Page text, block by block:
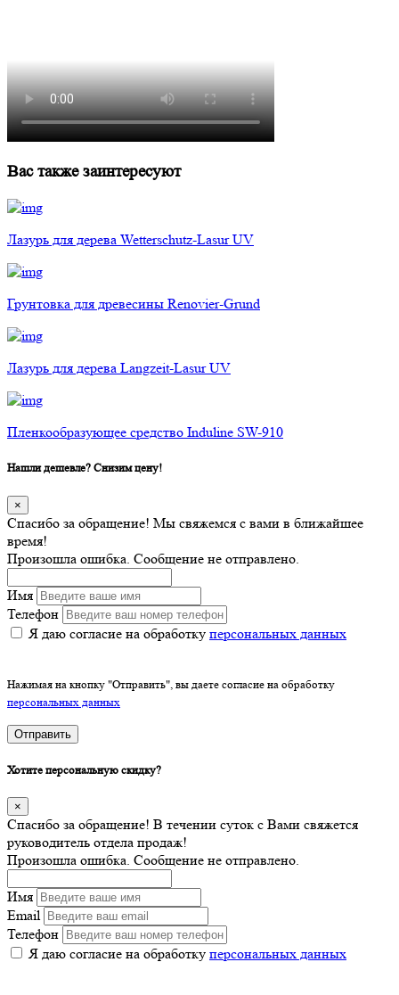
Вас также заинтересуют
Лазурь для дерева Wetterschutz-Lasur UV
Грунтовка для древесины Renovier-Grund
Лазурь для дерева Langzeit-Lasur UV
Пленкообразующее средство Induline SW-910
Нашли дешевле? Снизим цену!
×
Спасибо за обращение! Мы свяжемся с вами в ближайшее
время!
Произошла ошибка. Сообщение не отправлено.
Имя
Телефон
Я даю согласие на обработку персональных данных
Нажимая на кнопку "Отправить", вы даете согласие на обработку
персональных данных
Отправить
Хотите персональную скидку?
×
Спасибо за обращение! В течении суток с Вами свяжется
руководитель отдела продаж!
Произошла ошибка. Сообщение не отправлено.
Имя
Email
Телефон
Я даю согласие на обработку персональных данных